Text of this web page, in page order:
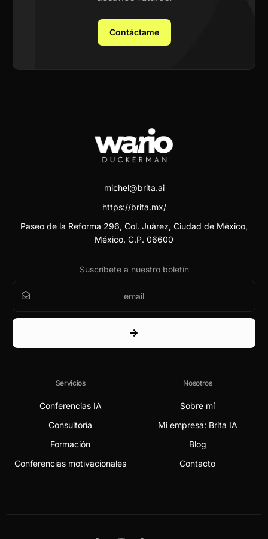
Contáctame
michel@brita.ai
https://brita.mx/
Paseo de la Reforma 296, Col. Juárez, Ciudad de México,
México. C.P. 06600
Suscríbete a nuestro boletín
Servicios
Conferencias IA
Consultoría
Formación
Conferencias motivacionales
Nosotros
Sobre mí
Mi empresa: Brita IA
Blog
Contacto